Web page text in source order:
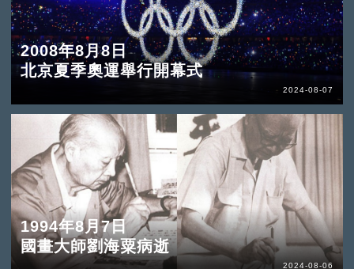
2008年8月8日
北京夏季奧運舉行開幕式
2024-08-07
1994年8月7日
國畫大師劉海粟病逝
2024-08-06